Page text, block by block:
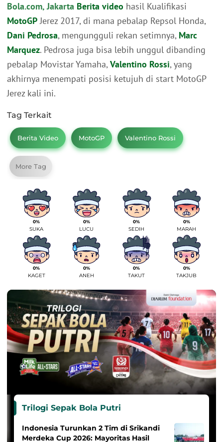
Bola.com, Jakarta Berita video hasil Kualifikasi
MotoGPJerez 2017, di mana pebalap Repsol Honda,
Dani Pedrosa, mengungguli rekan setimnya, Marc
Marquez. Pedrosa juga bisa lebih unggul dibanding
pebalap Movistar Yamaha, Valentino Rossi, yang
akhirnya menempati posisi ketujuh di start MotoGP
Jerez kali ini.
Tag Terkait
Berita Video MotoGP Valentino Rossi
More Tag
0%
SUKA
0%
LUCU
0%
SEDIH
0%
MARAH
0%
KAGET
0%
ANEH
0%
TAKUT
0%
TAKJUB
Trilogi Sepak Bola Putri
Indonesia Turunkan 2 Tim di Srikandi
Merdeka Cup 2026: Mayoritas Hasil